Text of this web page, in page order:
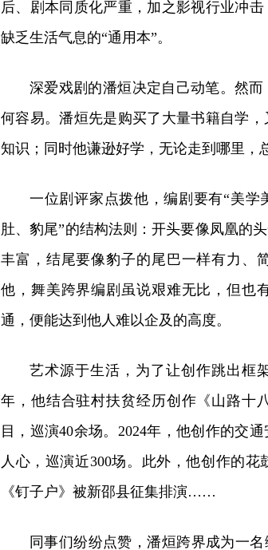
后、剧本同质化严重，加之影视行业冲
缺乏生活气息的“通用本”。
深爱戏剧的潘烜决定自己动笔。然
何容易。潘烜先是购买了大量书籍自学
知识；同时他谦逊好学，无论走到哪里，
一位剧评家点拨他，编剧要有“美学
肚、豹尾”的结构法则：开头要像凤凰的
丰富，结尾要像豹子的尾巴一样有力、
他，舞美跨界编剧虽说艰难无比，但也
通，便能达到他人难以企及的高度。
艺术源于生活，为了让创作跳出框
年，他结合驻村扶贫经历创作《山路十
目，巡演40余场。2024年，他创作的交
人心，巡演近300场。此外，他创作的花
《钉子户》被新邵县征集排演……
同事们纷纷点赞，潘烜跨界成为一